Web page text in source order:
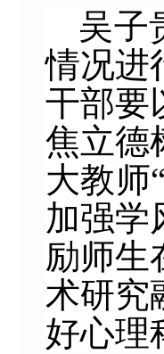
吴子
情况进
干部要
焦立德
大教师
加强学
励师生
术研究
好心理